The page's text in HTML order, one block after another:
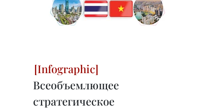
Всеобъемлющее
стратегическое